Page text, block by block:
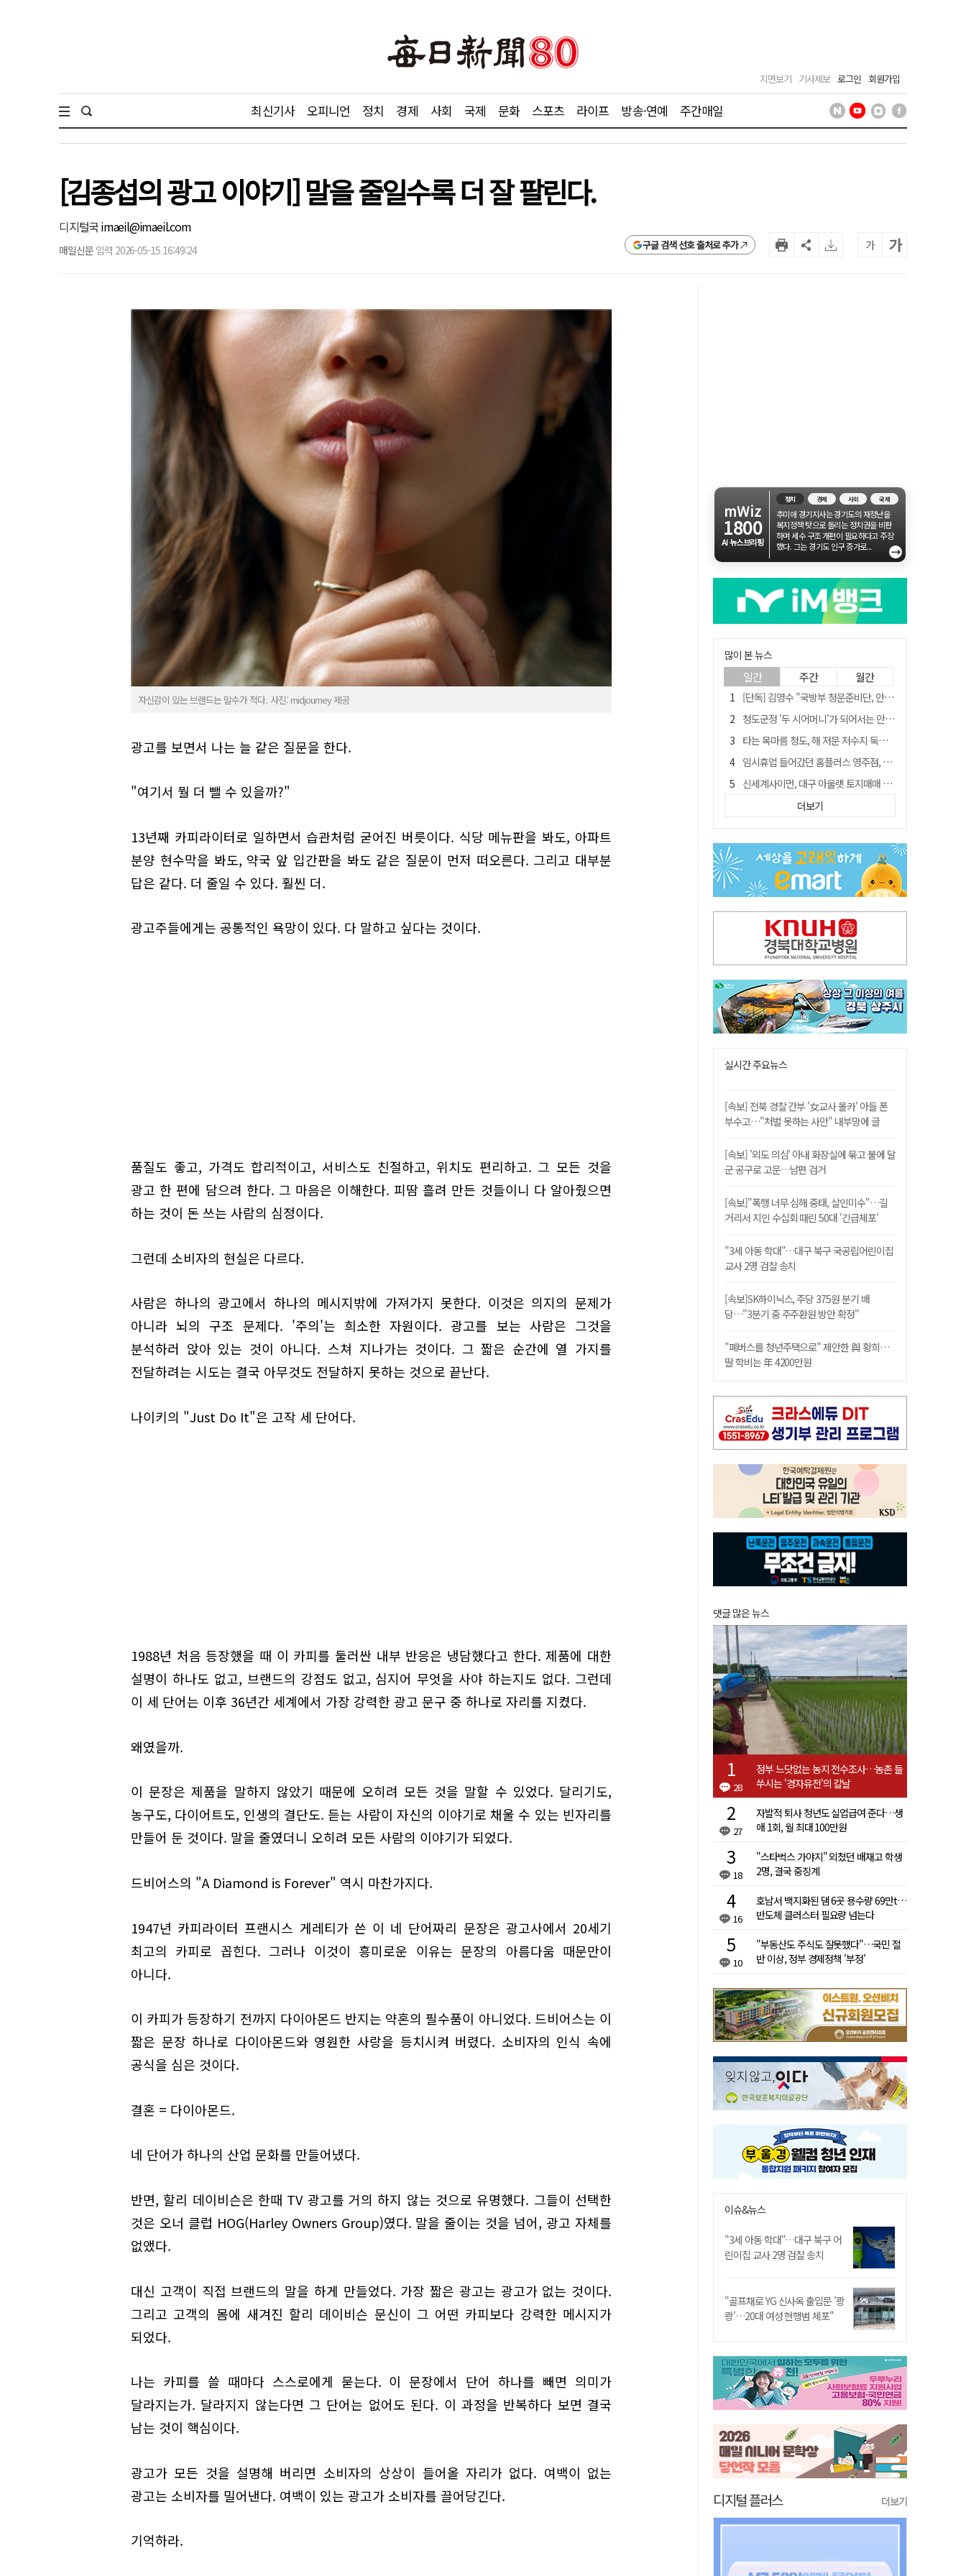
지면보기 기사제보 로그인 회원가입
최신기사 오피니언 정치 경제 사회 국제 문화 스포츠 라이프 방송·연예 주간매일
[김종섭의 광고 이야기] 말을 줄일수록 더 잘 팔린다.
디지털국imaeil@imaeil.com
매일신문 입력 2026-05-15 16:49:24 구글 검색 선호 출처로 추가 가 가
자신감이 있는 브랜드는 말수가 적다. 사진: midjourney 제공
광고를 보면서 나는 늘 같은 질문을 한다.
"여기서 뭘 더 뺄 수 있을까?"
13년째 카피라이터로 일하면서 습관처럼 굳어진 버릇이다. 식당 메뉴판을 봐도, 아파트
분양 현수막을 봐도, 약국 앞 입간판을 봐도 같은 질문이 먼저 떠오른다. 그리고 대부분
답은 같다. 더 줄일 수 있다. 훨씬 더.
광고주들에게는 공통적인 욕망이 있다. 다 말하고 싶다는 것이다.
품질도 좋고, 가격도 합리적이고, 서비스도 친절하고, 위치도 편리하고. 그 모든 것을
광고 한 편에 담으려 한다. 그 마음은 이해한다. 피땀 흘려 만든 것들이니 다 알아줬으면
하는 것이 돈 쓰는 사람의 심정이다.
그런데 소비자의 현실은 다르다.
사람은 하나의 광고에서 하나의 메시지밖에 가져가지 못한다. 이것은 의지의 문제가
아니라 뇌의 구조 문제다. '주의'는 희소한 자원이다. 광고를 보는 사람은 그것을
분석하러 앉아 있는 것이 아니다. 스쳐 지나가는 것이다. 그 짧은 순간에 열 가지를
전달하려는 시도는 결국 아무것도 전달하지 못하는 것으로 끝난다.
나이키의 "Just Do It"은 고작 세 단어다.
1988년 처음 등장했을 때 이 카피를 둘러싼 내부 반응은 냉담했다고 한다. 제품에 대한
설명이 하나도 없고, 브랜드의 강점도 없고, 심지어 무엇을 사야 하는지도 없다. 그런데
이 세 단어는 이후 36년간 세계에서 가장 강력한 광고 문구 중 하나로 자리를 지켰다.
왜였을까.
이 문장은 제품을 말하지 않았기 때문에 오히려 모든 것을 말할 수 있었다. 달리기도,
농구도, 다이어트도, 인생의 결단도. 듣는 사람이 자신의 이야기로 채울 수 있는 빈자리를
만들어 둔 것이다. 말을 줄였더니 오히려 모든 사람의 이야기가 되었다.
드비어스의 "A Diamond is Forever" 역시 마찬가지다.
1947년 카피라이터 프랜시스 게레티가 쓴 이 네 단어짜리 문장은 광고사에서 20세기
최고의 카피로 꼽힌다. 그러나 이것이 흥미로운 이유는 문장의 아름다움 때문만이
아니다.
이 카피가 등장하기 전까지 다이아몬드 반지는 약혼의 필수품이 아니었다. 드비어스는 이
짧은 문장 하나로 다이아몬드와 영원한 사랑을 등치시켜 버렸다. 소비자의 인식 속에
공식을 심은 것이다.
결혼 = 다이아몬드.
네 단어가 하나의 산업 문화를 만들어냈다.
반면, 할리 데이비슨은 한때 TV 광고를 거의 하지 않는 것으로 유명했다. 그들이 선택한
것은 오너 클럽 HOG(Harley Owners Group)였다. 말을 줄이는 것을 넘어, 광고 자체를
없앴다.
대신 고객이 직접 브랜드의 말을 하게 만들었다. 가장 짧은 광고는 광고가 없는 것이다.
그리고 고객의 몸에 새겨진 할리 데이비슨 문신이 그 어떤 카피보다 강력한 메시지가
되었다.
나는 카피를 쓸 때마다 스스로에게 묻는다. 이 문장에서 단어 하나를 빼면 의미가
달라지는가. 달라지지 않는다면 그 단어는 없어도 된다. 이 과정을 반복하다 보면 결국
남는 것이 핵심이다.
광고가 모든 것을 설명해 버리면 소비자의 상상이 들어올 자리가 없다. 여백이 없는
광고는 소비자를 밀어낸다. 여백이 있는 광고가 소비자를 끌어당긴다.
기억하라.
mWiz
1800
AI 뉴스브리핑
정치 경제 사회 국제
추미애 경기지사는 경기도의 재정난을
복지정책 탓으로 돌리는 정치권을 비판
하며 세수 구조 개편이 필요하다고 주장
했다. 그는 경기도 인구 증가로...
→
많이 본 뉴스
일간 주간 월간
[단독] 김영수 "국방부 청문준비단, 안규백 탈영 알고있었다"
청도군정 '두 시어머니'가 되어서는 안된다
타는 목마름 청도, 해 저문 저수지 둑에 군수가 서 있었다
임시휴업 들어갔던 홈플러스 영주점, 7일 영업 재개…지하 1층만 운영
신세계사이먼, 대구 아울렛 토지매매 계약 체결… 사업 본궤도
SK하이닉스, 주당 375원 분기 배당 공시…"3분기 중 주주환원 방안 확정"
이의준 전 경북도 새마을봉사과장, 제28대 울릉군 부군수 취임
外人 한 달 새 8000억 담았는데…LG이노텍 목표주가는 왜 엇갈릴까
정청래, 靑 겨냥... "신천지·레버리지·호남 반도체 겁박 사과하라"
더보기
실시간 주요뉴스
[속보] 전북 경찰 간부 '女교사 몰카' 아들 폰
부수고…"처벌 못하는 사안" 내부망에 글
[속보] '외도 의심' 아내 화장실에 묶고 불에 달
군 공구로 고문…남편 검거
[속보]"폭행 너무 심해 중태, 살인미수"…길
거리서 지인 수십회 때린 50대 '긴급체포'
"3세 아동 학대"…대구 북구 국공립어린이집
교사 2명 검찰 송치
[속보]SK하이닉스, 주당 375원 분기 배
당…"3분기 중 주주환원 방안 확정"
"폐버스를 청년주택으로" 제안한 與 황희…
딸 학비는 年 4200만원
댓글 많은 뉴스
28
정부 느닷없는 농지 전수조사…농촌 들
쑤시는 '경자유전'의 칼날
27
자발적 퇴사 청년도 실업급여 준다…생
애 1회, 월 최대 100만원
18
"스타벅스 가야지" 외쳤던 배재고 학생
2명, 결국 중징계
16
호남서 백지화된 댐 6곳 용수량 69만t…
반도체 클러스터 필요량 넘는다
10
"부동산도 주식도 잘못했다"…국민 절
반 이상, 정부 경제정책 '부정'
이슈&뉴스
"3세 아동 학대"…대구 북구 어
린이집 교사 2명 검찰 송치
"골프채로 YG 신사옥 출입문 '쾅
쾅'…20대 여성 현행범 체포"
디지털 플러스 더보기